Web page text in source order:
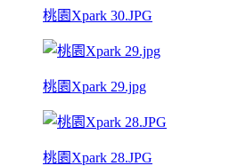
桃園Xpark 30.JPG
桃園Xpark 29.jpg
桃園Xpark 28.JPG